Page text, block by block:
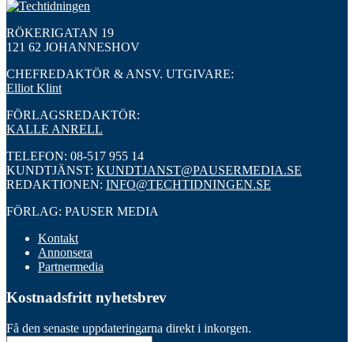
RÖKERIGATAN 19
121 62 JOHANNESHOV
CHEFREDAKTÖR & ANSV. UTGIVARE:
Elliot Klint
FÖRLAGSREDAKTÖR:
KALLE ANRELL
TELEFON: 08-517 955 14
KUNDTJÄNST: KUNDTJANST@PAUSERMEDIA.SE
REDAKTIONEN: INFO@TECHTIDNINGEN.SE
FÖRLAG: PAUSER MEDIA
Kontakt
Annonsera
Partnermedia
Kostnadsfritt nyhetsbrev
Få den senaste uppdateringarna direkt i inkorgen.